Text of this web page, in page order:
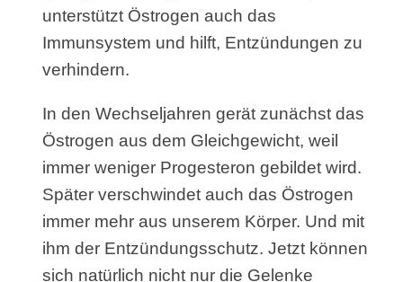
unterstützt Östrogen auch das
Immunsystem und hilft, Entzündungen zu
verhindern.
In den Wechseljahren gerät zunächst das
Östrogen aus dem Gleichgewicht, weil
immer weniger Progesteron gebildet wird.
Später verschwindet auch das Östrogen
immer mehr aus unserem Körper. Und mit
ihm der Entzündungsschutz. Jetzt können
sich natürlich nicht nur die Gelenke